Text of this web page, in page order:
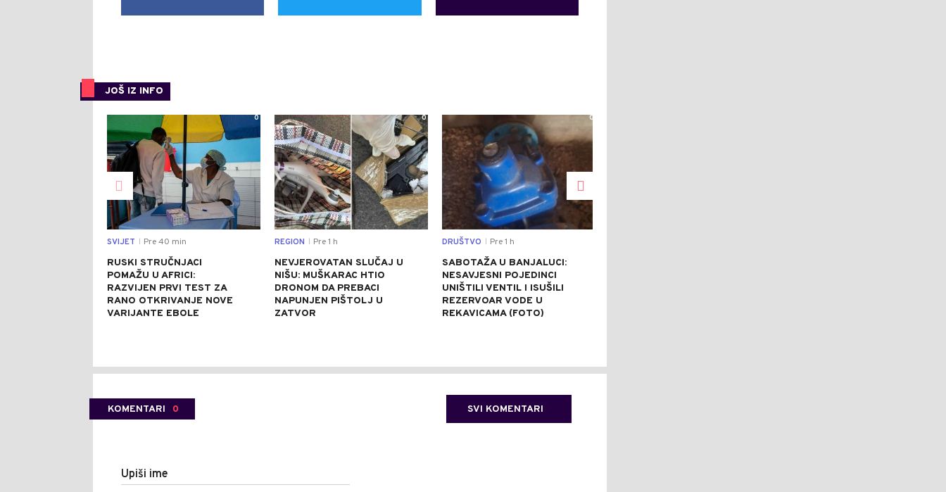
JOŠ IZ INFO
0
SVIJET Pre 40 min
RUSKI STRUČNJACI
POMAŽU U AFRICI:
RAZVIJEN PRVI TEST ZA
RANO OTKRIVANJE NOVE
VARIJANTE EBOLE
0
REGION Pre 1 h
NEVJEROVATAN SLUČAJ U
NIŠU: MUŠKARAC HTIO
DRONOM DA PREBACI
NAPUNJEN PIŠTOLJ U
ZATVOR
0
DRUŠTVO Pre 1 h
SABOTAŽA U BANJALUCI:
NESAVJESNI POJEDINCI
UNIŠTILI VENTIL I ISUŠILI
REZERVOAR VODE U
REKAVICAMA (FOTO)
KOMENTARI 0 SVI KOMENTARI
Upiši ime